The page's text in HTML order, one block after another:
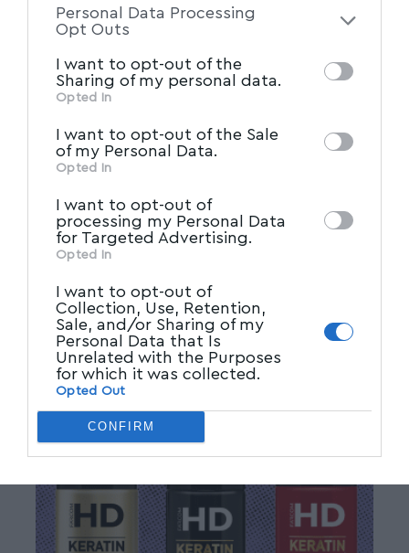
of the further disclosure of your personal
of downstream participants. This
information may also be disclosed by us to
Participantsthat may further disclose it to
other third parties.
Personal Data Processing
Opt Outs
I want to opt-out of the
Sharing of my personal data.
Opted In
I want to opt-out of the Sale
of my Personal Data.
Opted In
I want to opt-out of
processing my Personal Data
for Targeted Advertising.
Opted In
I want to opt-out of
Collection, Use, Retention,
Sale, and/or Sharing of my
Personal Data that Is
Unrelated with the Purposes
for which it was collected.
Opted Out
CONFIRM